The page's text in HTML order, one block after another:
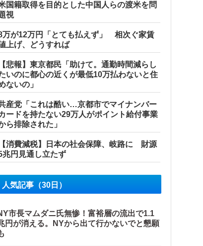
人は何か適当に作る感じがしない・...
国籍取得を目的とした中国人らの渡米を問
視
万が12万円「とても払えず」 相次ぐ家賃
上げ、どうすれば
【悲報】東京都民「助けて。通勤時間減らし
いのに都心の近くが最低10万払わないと住
ないの」
産党「これは酷い…京都市でマイナンバー
ードを持たない29万人がポイント給付事業
ら排除された」
【消費減税】日本の社会保障、岐路に 財源
兆円見通し立たず
人気記事（30日）
市長マムダニ氏無惨！富裕層の流出で1.1
円が消える。NYから出て行かないでと懇願